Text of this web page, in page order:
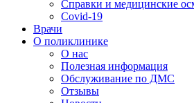
Справки и медицинские
Covid-19
Врачи
О поликлинике
О нас
Полезная информация
Обслуживание по ДМС
Отзывы